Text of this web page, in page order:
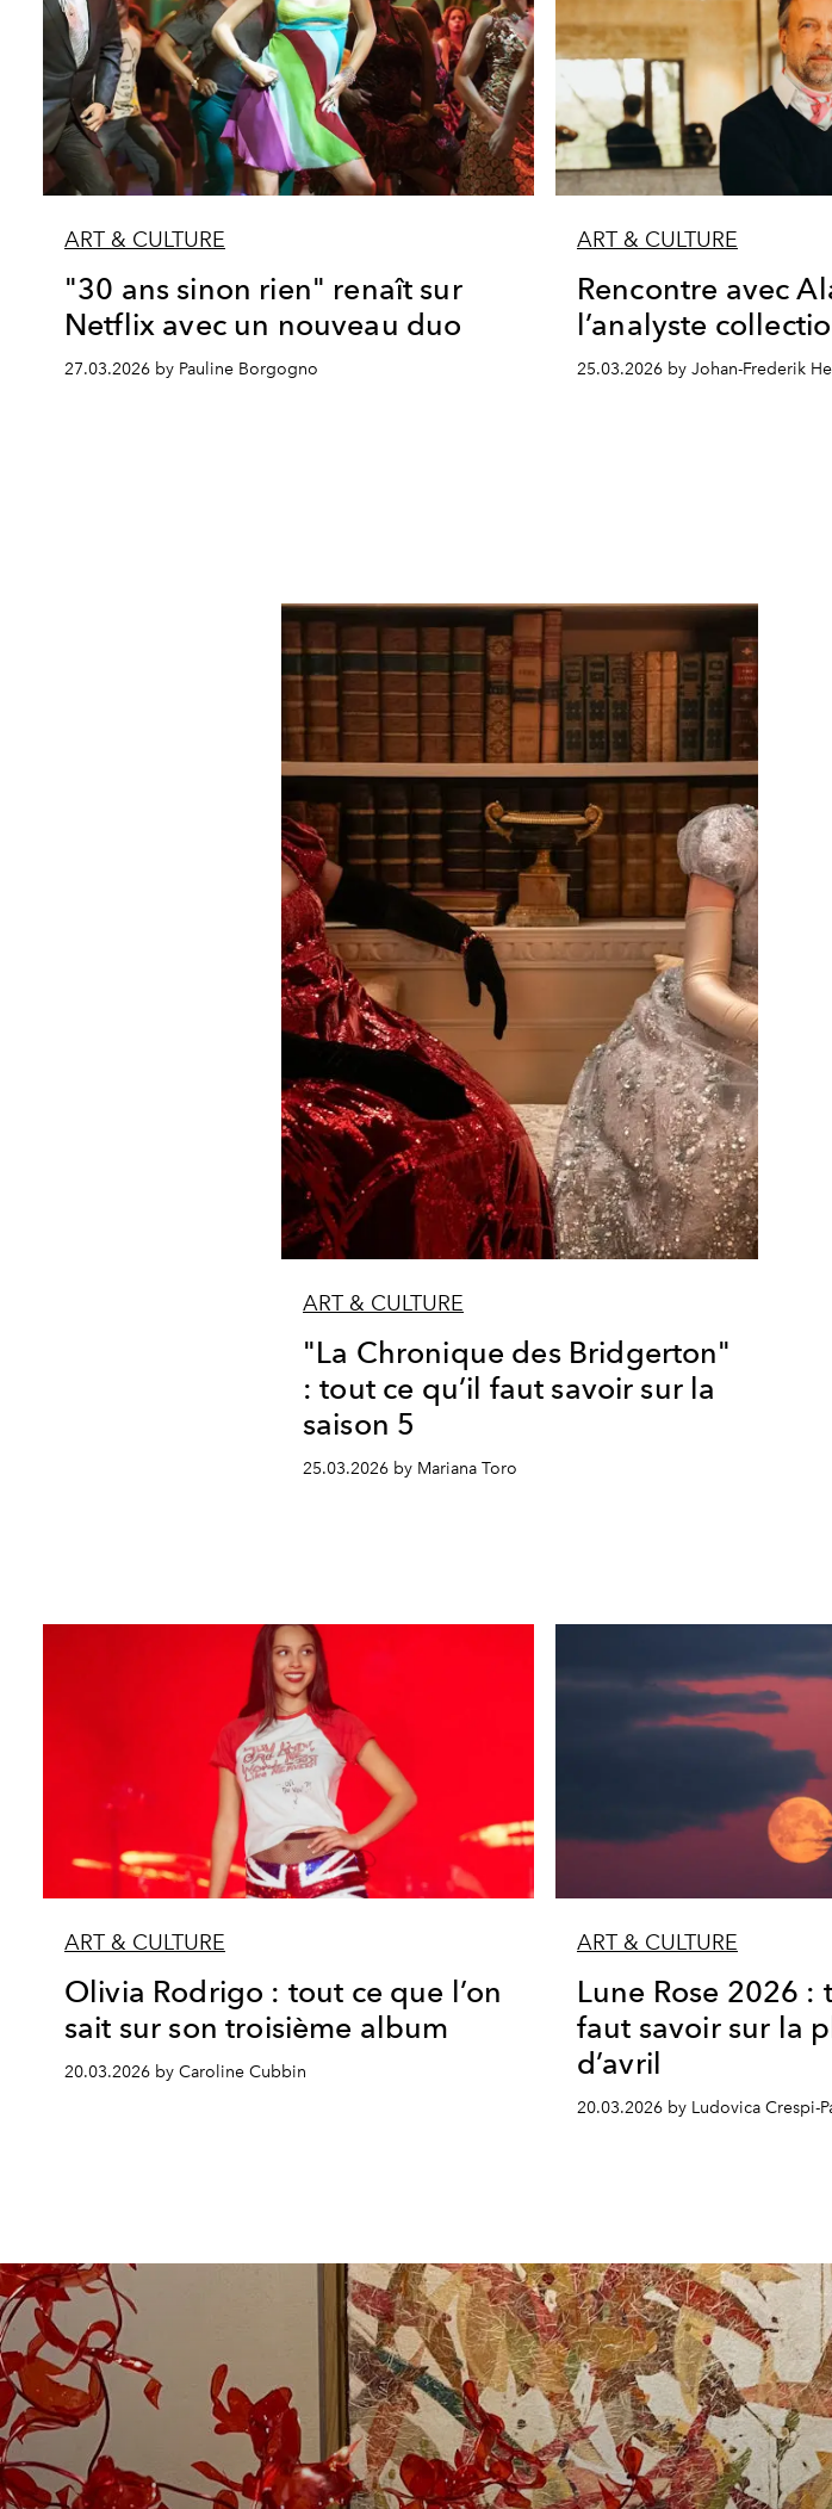
ART & CULTURE
"30 ans sinon rien" renaît sur
Netflix avec un nouveau duo
27.03.2026 by Pauline Borgogno
ART & CULTURE
Rencontre avec
l’analyste
25.03.2026 by Johan-Frederik
ART & CULTURE
"La Chronique des Bridgerton"
: tout ce qu’il faut savoir sur la
saison 5
25.03.2026 by Mariana Toro
ART & CULTURE
Olivia Rodrigo : tout ce que l’on
sait sur son troisième album
20.03.2026 by Caroline Cubbin
ART & CULTURE
Lune Rose 2026 :
faut savoir sur la
d’avril
20.03.2026 by Ludovica Crespi-